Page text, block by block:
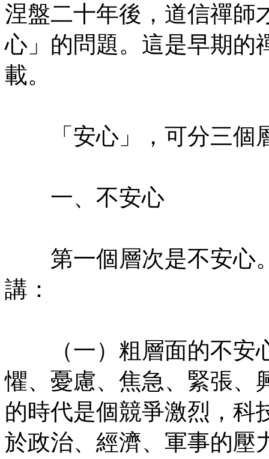
涅盤二十年後，道信禪師
心」的問題。這是早期的
載。
「安心」，可分三個
一、不安心
第一個層次是不安心
講：
（一）粗層面的不安
懼、憂慮、焦急、緊張、
的時代是個競爭激烈，科
於政治、經濟、軍事的壓